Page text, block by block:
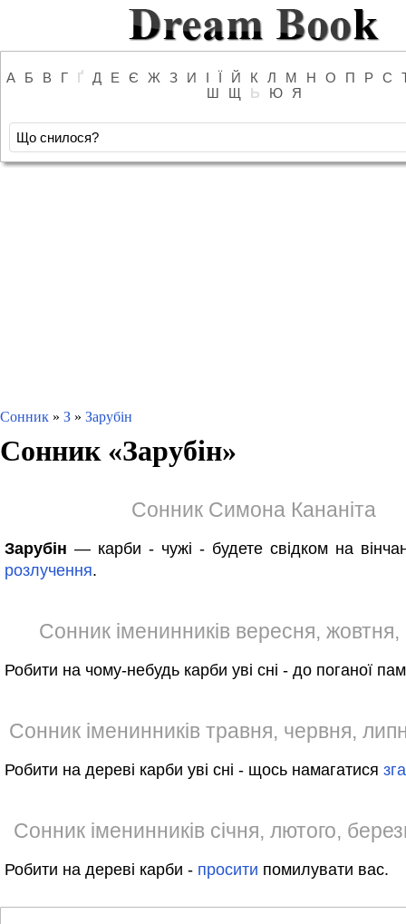
А Б В Г Ґ Д Е Є Ж З И І Ї Й К Л М Н О П Р С
Ш
Щ Ь Ю Я
Сонник » З » Зарубін
Сонник «Зарубін»
Сонник Симона Кананіта
Зарубін — карби - чужі - будете свідком на
розлучення.
Сонник іменинників вересня, жовтня,
Робити на чому-небудь карби уві сні - до поганої
Сонник іменинників травня, червня,
Робити на дереві карби уві сні - щось намагатися
Сонник іменинників січня, лютого,
Робити на дереві карби - просити помилувати вас.